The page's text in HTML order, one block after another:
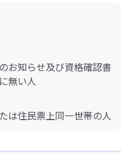
お知らせ及び資格確認書
無い人
は住民票上同一世帯の人